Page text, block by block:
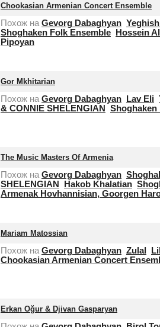
Chookasian Armenian Concert Ensemble
Похож на Gevorg Dabaghyan
Shoghaken Folk Ensemble
Hossein
Pipoyan
Gor Mkhitarian
Похож на Gevorg Dabaghyan Lav Eli
& CONNIE SHELENGIAN
Shoghaken
The Music Masters Of Armenia
Похож на Gevorg Dabaghyan
SHELENGIAN
Hakob Khalatian
Armenak Hovhannisian, Goorgen
Mariam Matossian
Похож на Gevorg Dabaghyan Zulal
Chookasian Armenian Concert
Erkan Oğur & Djivan Gasparyan